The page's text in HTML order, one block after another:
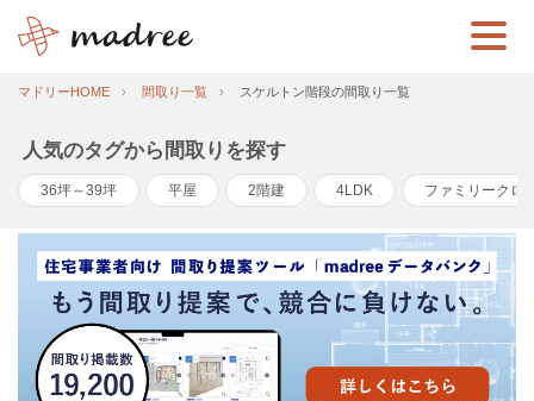
マドリーHOME 間取り一覧 スケルトン階段の間取り一覧
人気のタグから間取りを探す
36坪～39坪 平屋 2階建 4LDK ファミリークロ